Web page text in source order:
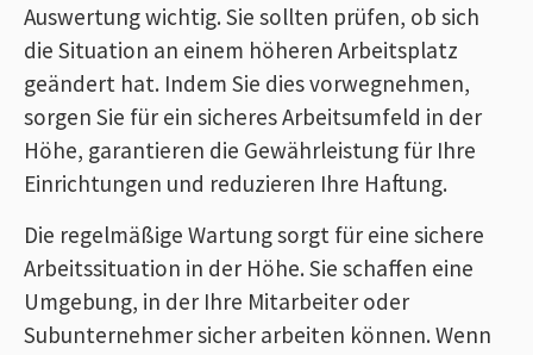
Auswertung wichtig. Sie sollten prüfen, ob sich
die Situation an einem höheren Arbeitsplatz
geändert hat. Indem Sie dies vorwegnehmen,
sorgen Sie für ein sicheres Arbeitsumfeld in der
Höhe, garantieren die Gewährleistung für Ihre
Einrichtungen und reduzieren Ihre Haftung.
Die regelmäßige Wartung sorgt für eine sichere
Arbeitssituation in der Höhe. Sie schaffen eine
Umgebung, in der Ihre Mitarbeiter oder
Subunternehmer sicher arbeiten können. Wenn